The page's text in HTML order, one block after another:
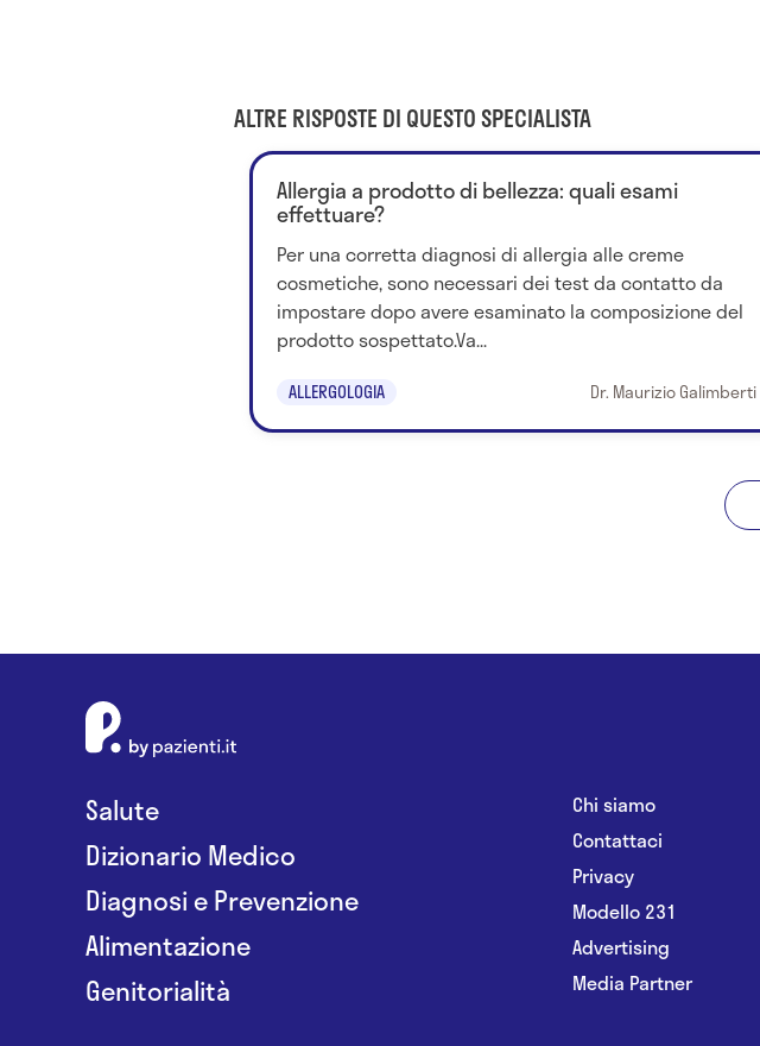
ALTRE RISPOSTE DI QUESTO SPECIALISTA
Allergia a prodotto di bellezza: quali esami
effettuare?
Per una corretta diagnosi di allergia alle creme
cosmetiche, sono necessari dei test da contatto da
impostare dopo avere esaminato la composizione del
prodotto sospettato.Va...
ALLERGOLOGIA Dr. Maurizio Galimberti
Salute
Dizionario Medico
Diagnosi e Prevenzione
Alimentazione
Genitorialità
Chi siamo
Contattaci
Privacy
Modello 231
Advertising
Media Partner